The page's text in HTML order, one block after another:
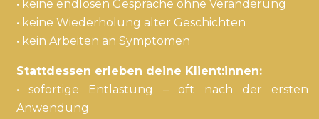
• keine endlosen Gespräche ohne Veränderung
• keine Wiederholung alter Geschichten
• kein Arbeiten an Symptomen
Stattdessen erleben deine Klient:innen:
• sofortige Entlastung – oft nach der ersten
Anwendung